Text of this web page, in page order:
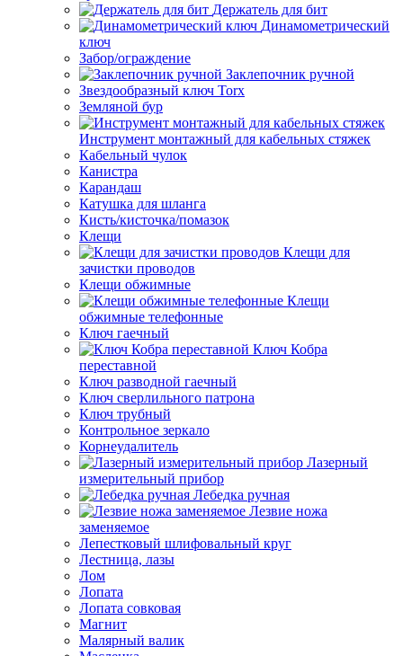
Держатель для бит
Динамометрический
ключ
Забор/ограждение
Заклепочник ручной
Звездообразный ключ Torx
Земляной бур
Инструмент монтажный для кабельных стяжек
Кабельный чулок
Канистра
Карандаш
Катушка для шланга
Кисть/кисточка/помазок
Клещи
Клещи для
зачистки проводов
Клещи обжимные
Клещи
обжимные телефонные
Ключ гаечный
Ключ Кобра
переставной
Ключ разводной гаечный
Ключ сверлильного патрона
Ключ трубный
Контрольное зеркало
Корнеудалитель
Лазерный
измерительный прибор
Лебедка ручная
Лезвие ножа
заменяемое
Лепестковый шлифовальный круг
Лестница, лазы
Лом
Лопата
Лопата совковая
Магнит
Малярный валик